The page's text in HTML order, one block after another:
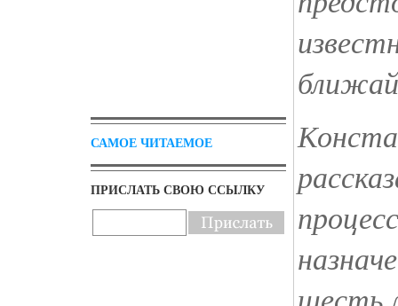
САМОЕ ЧИТАЕМОЕ
ПРИСЛАТЬ СВОЮ ССЫЛКУ